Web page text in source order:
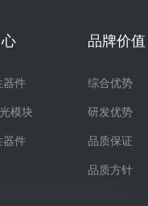
器件
模块
器件
品牌价值
综合优势
研发优势
品质保证
品质方针